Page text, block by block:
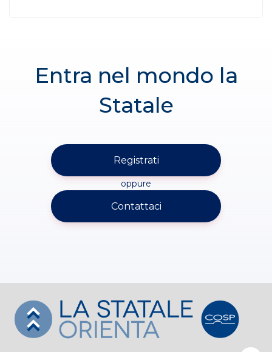
Entra nel mondo la
Statale
Registrati
oppure
Contattaci